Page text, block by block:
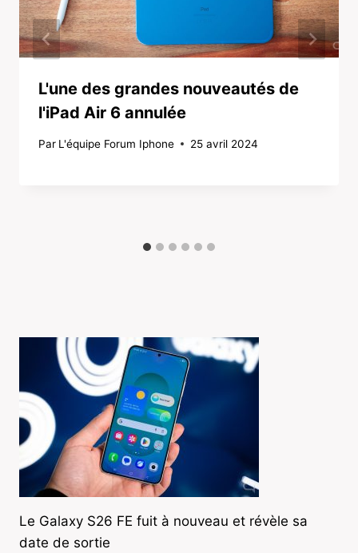
L'une des grandes nouveautés de
l'iPad Air 6 annulée
Par L'équipe Forum Iphone 25 avril 2024
Le Galaxy S26 FE fuit à nouveau et révèle sa
date de sortie